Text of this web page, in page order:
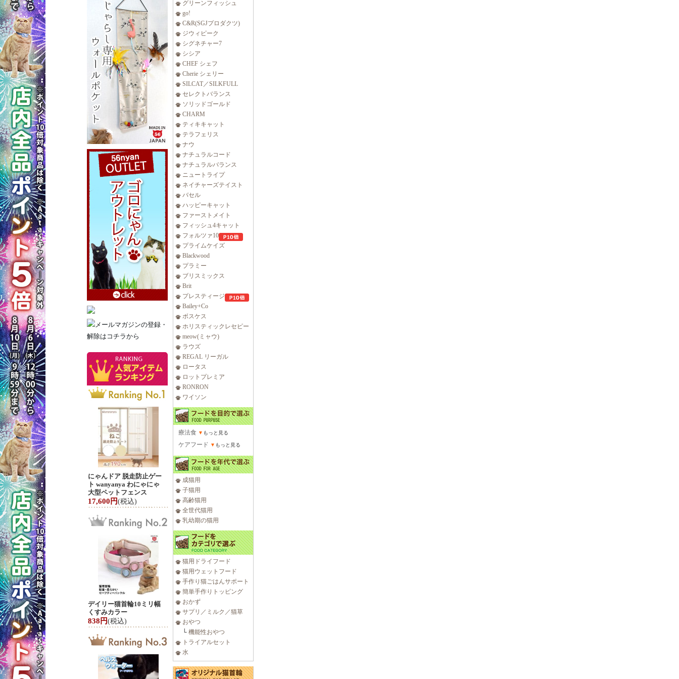
にゃんドア 脱走防止ゲー
ト wanyanya わにゃにゃ
大型ペットフェンス
17,600円(税込)
デイリー猫首輪10ミリ幅
くすみカラー
838円(税込)
グリーンフィッシュ
go!
C&R(SGJプロダクツ)
ジウィピーク
シグネチャー7
シシア
CHEF シェフ
Cherie シェリー
SILCAT／SILKFULL
セレクトバランス
ソリッドゴールド
CHARM
ティキキャット
テラフェリス
ナウ
ナチュラルコード
ナチュラルバランス
ニュートライプ
ネイチャーズテイスト
バセル
ハッピーキャット
ファーストメイト
フィッシュ4キャット
フォルツァ10
プライムケイズ
Blackwood
プラミー
ブリスミックス
Brit
プレスティージ
Bailey+Co
ボスケス
ホリスティックレセピー
meow(ミャウ)
ラウズ
REGAL リーガル
ロータス
ロットプレミア
RONRON
ワイソン
療法食 ▼ もっと見る
ケアフード ▼ もっと見る
成猫用
子猫用
高齢猫用
全世代猫用
乳幼期の猫用
猫用ドライフード
猫用ウェットフード
手作り猫ごはんサポート
簡単手作りトッピング
おかず
サプリ／ミルク／猫草
おやつ
└ 機能性おやつ
トライアルセット
水